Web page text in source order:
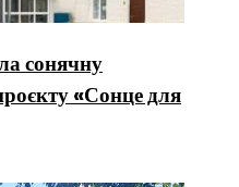
сонячну
«Сонце для